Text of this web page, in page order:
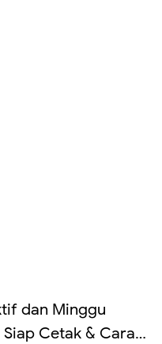
dan Minggu
Cetak & Cara